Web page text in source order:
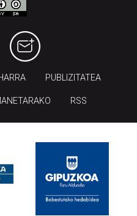
PUBLIZITATEA
RSS